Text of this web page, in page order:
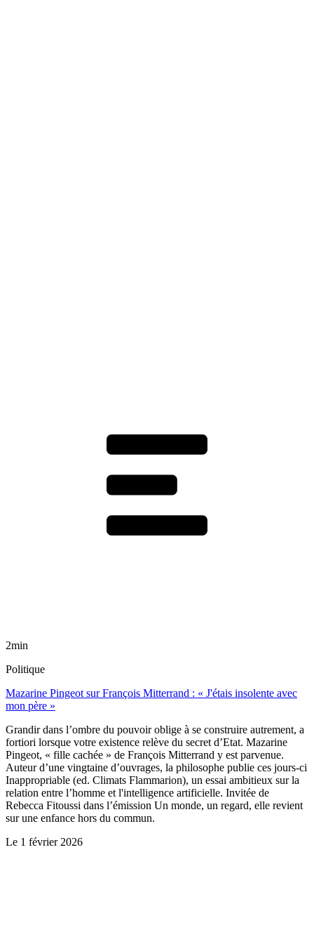
2min
Politique
Mazarine Pingeot sur François Mitterrand : « J'étais insolente avec
mon père »
Grandir dans l’ombre du pouvoir oblige à se construire autrement, a
fortiori lorsque votre existence relève du secret d’Etat. Mazarine
Pingeot, « fille cachée » de François Mitterrand y est parvenue.
Auteur d’une vingtaine d’ouvrages, la philosophe publie ces jours-ci
Inappropriable (ed. Climats Flammarion), un essai ambitieux sur la
relation entre l’homme et l'intelligence artificielle. Invitée de
Rebecca Fitoussi dans l’émission Un monde, un regard, elle revient
sur une enfance hors du commun.
Le 1 février 2026